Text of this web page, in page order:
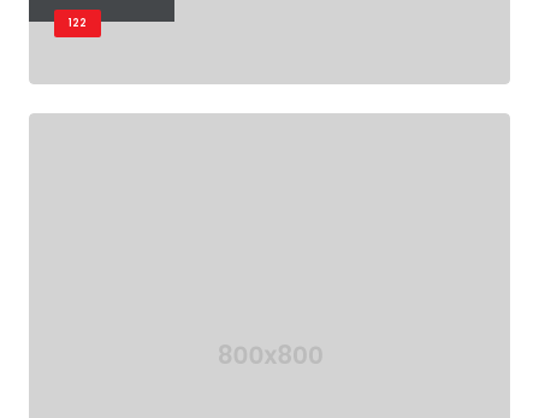
122